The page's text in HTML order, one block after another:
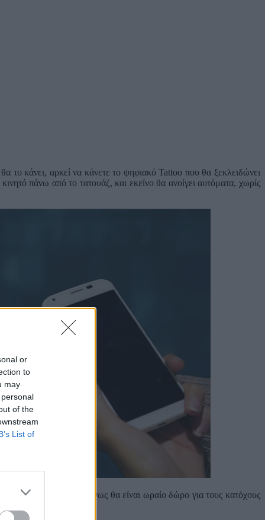
or
to
may
of the
List of
το κάνει, αρκεί να κάνετε το ψηφιακό Tattoo που θα ξεκλειδώνει
πάνω από το τατουάζ, και εκείνο θα ανοίγει αυτόματα, χωρίς
Vivalnk . Ομολογουμένως θα είναι ωραίο δώρο για τους κατόχους